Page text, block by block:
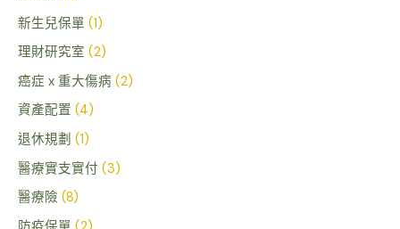
新生兒保單 (1)
理財研究室 (2)
癌症 x 重大傷病 (2)
資產配置 (4)
退休規劃 (1)
醫療實支實付 (3)
醫療險 (8)